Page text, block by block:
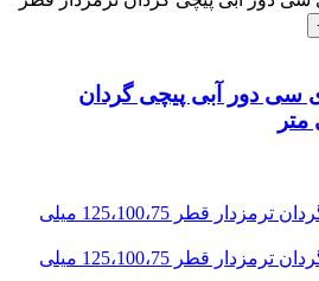
سی دور آبی پیچی گردان